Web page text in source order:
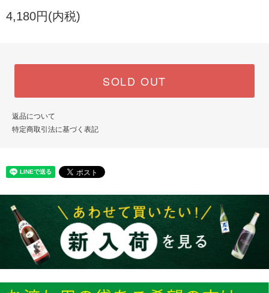
4,180円(内税)
SOLD OUT
返品について
特定商取引法に基づく表記